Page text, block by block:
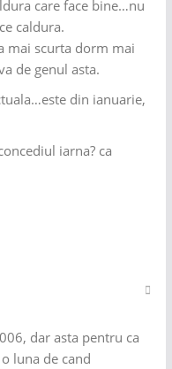
care face bine…nu
caldura.
mai scurta dorm mai
de genul asta.
din ianuarie,
iarna? ca
dar asta pentru ca
luna de cand